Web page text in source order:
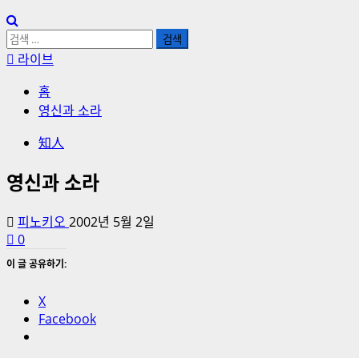
검
색:라이브
홈
영신과 소라
知人
영신과 소라
피노키오 2002년 5월 2일
0
이 글 공유하기:
X
Facebook